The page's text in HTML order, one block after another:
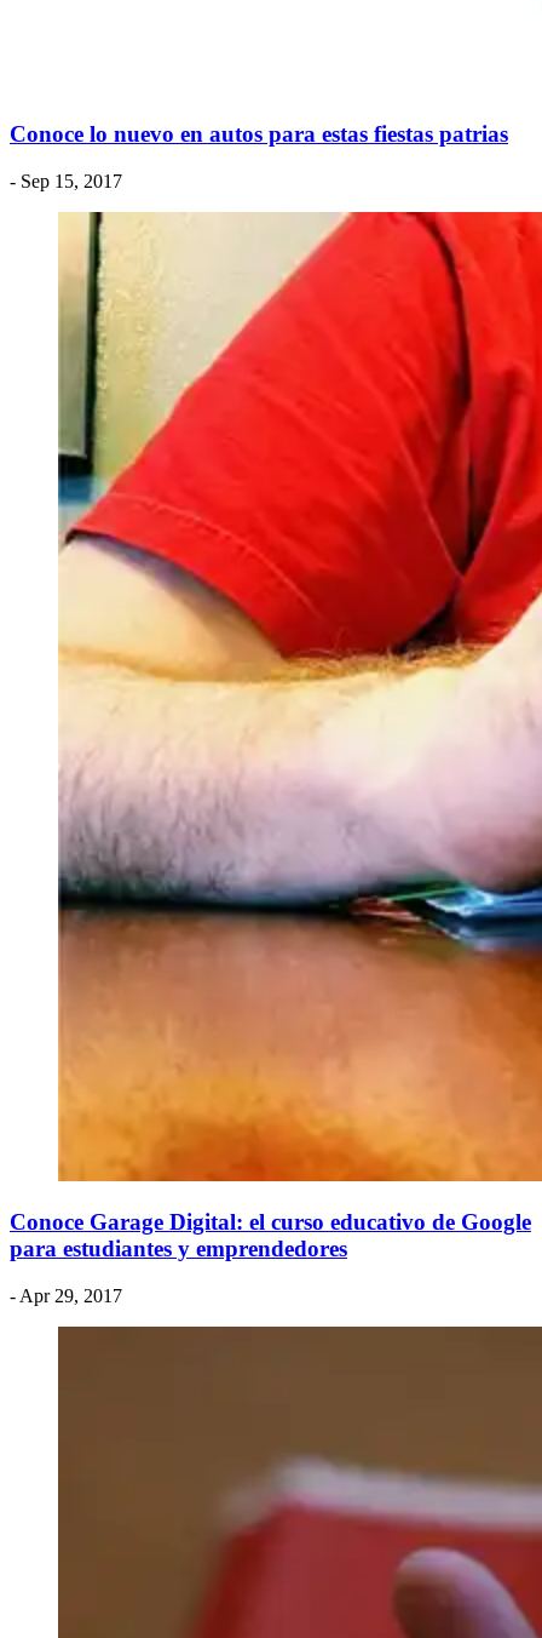
Conoce lo nuevo en autos para estas fiestas patrias
- Sep 15, 2017
Conoce Garage Digital: el curso educativo de Google
para estudiantes y emprendedores
- Apr 29, 2017